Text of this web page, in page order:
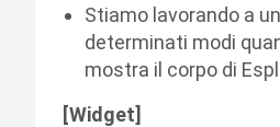
Stiamo lavorando a
determinati modi
mostra il corpo di
[Widget]